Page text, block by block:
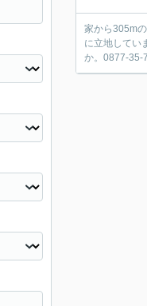
家から305m
に立地してい
か。0877-35-